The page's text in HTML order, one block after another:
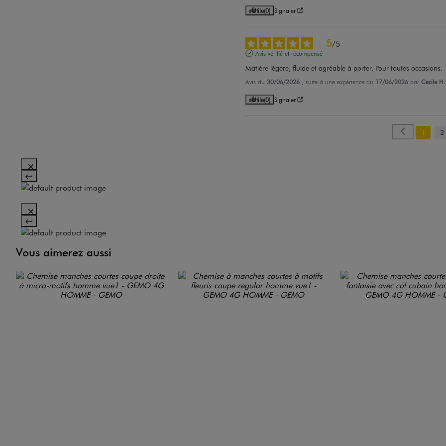
Utile(0) Signaler
5/5
Avis vérifié et récompensé
Matière légère, fluide et agréable à porter. Pour toutes occasions.
Avis du 30/06/2026 , suite à une expérience du 17/06/2026 par Cecile H.
Utile(0) Signaler
1 2
Vous aimerez aussi